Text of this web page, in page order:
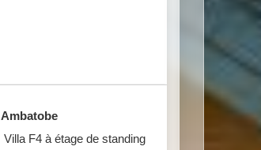
Ambatobe
Villa F4 à étage de standing